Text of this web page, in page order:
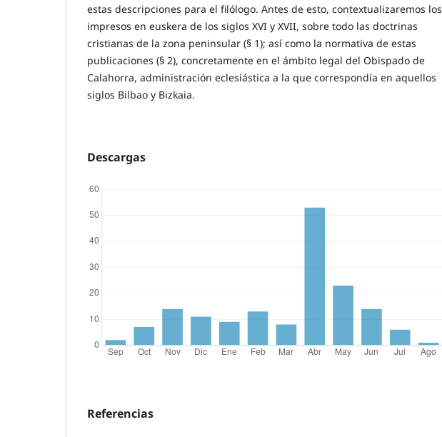
estas descripciones para el filólogo. Antes de esto, contextualizaremos los
impresos en euskera de los siglos XVI y XVII, sobre todo las doctrinas
cristianas de la zona peninsular (§ 1); así como la normativa de estas
publicaciones (§ 2), concretamente en el ámbito legal del Obispado de
Calahorra, administración eclesiástica a la que correspondía en aquellos
siglos Bilbao y Bizkaia.
Descargas
Referencias